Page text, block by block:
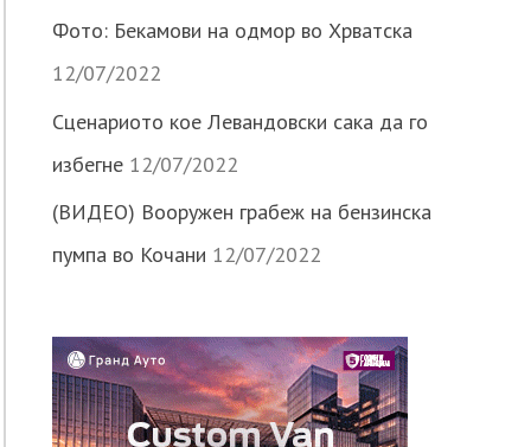
Фото: Бекамови на одмор во Хрватска
12/07/2022
Сценариото кое Левандовски сака да го
избегне 12/07/2022
(ВИДЕО) Вооружен грабеж на бензинска
пумпа во Кочани 12/07/2022